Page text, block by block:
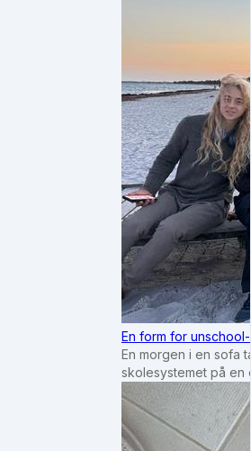
En form for
En morgen i en sofa
skolesystemet på en